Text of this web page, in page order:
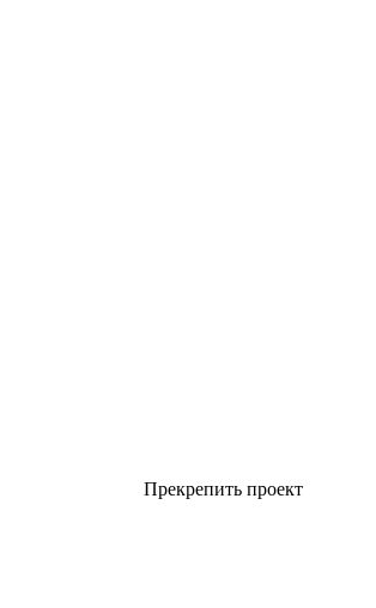
Прекрепить проект